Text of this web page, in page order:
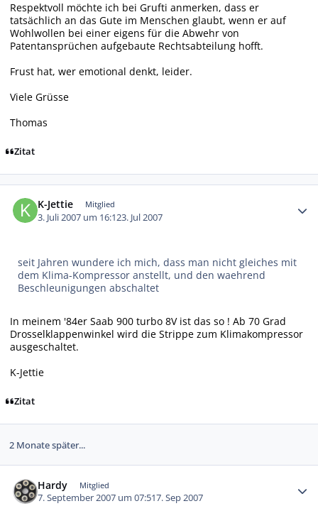
Respektvoll möchte ich bei Grufti anmerken, dass er
tatsächlich an das Gute im Menschen glaubt, wenn er auf
Wohlwollen bei einer eigens für die Abwehr von
Patentansprüchen aufgebaute Rechtsabteilung hofft.
Frust hat, wer emotional denkt, leider.
Viele Grüsse
Thomas
Zitat
K-Jettie Mitglied
3. Juli 2007 um 16:123. Jul 2007
seit Jahren wundere ich mich, dass man nicht gleiches mit
dem Klima-Kompressor anstellt, und den waehrend
Beschleunigungen abschaltet
In meinem '84er Saab 900 turbo 8V ist das so ! Ab 70 Grad
Drosselklappenwinkel wird die Strippe zum Klimakompressor
ausgeschaltet.
K-Jettie
Zitat
2 Monate später...
Hardy Mitglied
7. September 2007 um 07:517. Sep 2007